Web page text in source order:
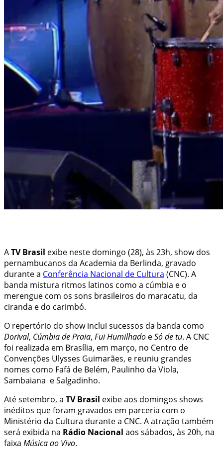
ATV Brasil exibe neste domingo (28), às 23h, show dos
pernambucanos da Academia da Berlinda, gravado
durante a Conferência Nacional de Cultura (CNC). A
banda mistura ritmos latinos como a cúmbia e o
merengue com os sons brasileiros do maracatu, da
ciranda e do carimbó.
O repertório do show inclui sucessos da banda como
Dorival, Cúmbia de Praia, Fui Humilhado eSó de tu. A CNC
foi realizada em Brasília, em março, no Centro de
Convenções Ulysses Guimarães, e reuniu grandes
nomes como Fafá de Belém, Paulinho da Viola,
Sambaiana e Salgadinho.
Até setembro, a TV Brasil exibe aos domingos shows
inéditos que foram gravados em parceria com o
Ministério da Cultura durante a CNC. A atração também
será exibida na Rádio Nacional aos sábados, às 20h, na
faixa Música ao Vivo.